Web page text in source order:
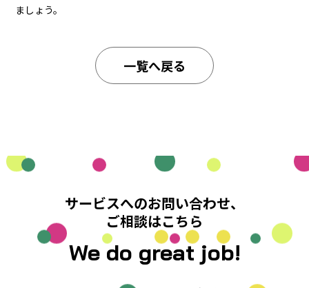
ましょう。
一覧へ戻る
サービスへのお問い合わせ、
ご相談はこちら
We do great job!